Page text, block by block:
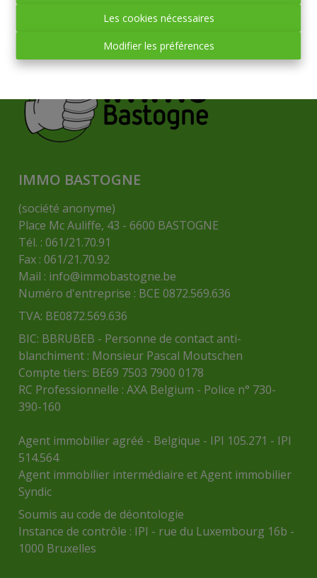
Les cookies nécessaires
Modifier les préférences
IMMO BASTOGNE
(société anonyme)
Place Mc Auliffe, 43 - 6600 BASTOGNE
Tél. : 061/21.70.91
Fax : 061/21.70.92
Mail : info@immobastogne.be
Numéro d'entreprise : BCE 0872.569.636
TVA: BE0872.569.636
BIC: BBRUBEB - Personne de contact anti-
blanchiment : Monsieur Pascal Moutschen
Compte tiers: BE69 7503 7900 0178
RC Professionnelle : AXA Belgium - Police n° 730-
390-160
Agent immobilier agréé - Belgique - IPI 105.271 - IPI
514.564
Agent immobilier intermédiaire et Agent immobilier
Syndic
Soumis au code de déontologie
Instance de contrôle : IPI - rue du Luxembourg 16b -
1000 Bruxelles